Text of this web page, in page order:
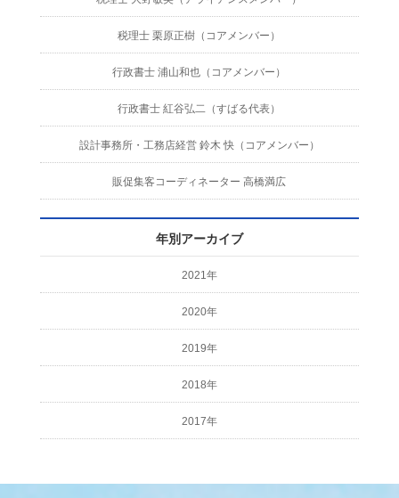
税理士 栗原正樹（コアメンバー）
行政書士 浦山和也（コアメンバー）
行政書士 紅谷弘二（すばる代表）
設計事務所・工務店経営 鈴木 快（コアメンバー）
販促集客コーディネーター 高橋満広
年別アーカイブ
2021年
2020年
2019年
2018年
2017年